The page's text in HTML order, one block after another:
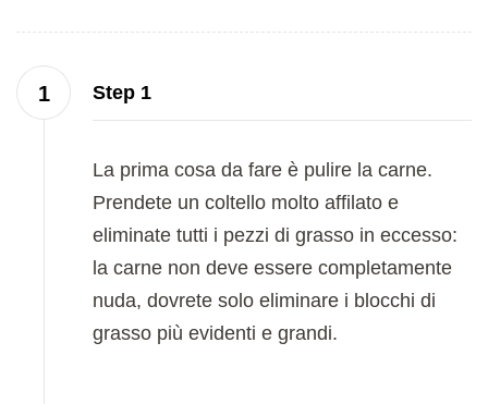
Step 1
La prima cosa da fare è pulire la carne.
Prendete un coltello molto affilato e
eliminate tutti i pezzi di grasso in eccesso:
la carne non deve essere completamente
nuda, dovrete solo eliminare i blocchi di
grasso più evidenti e grandi.